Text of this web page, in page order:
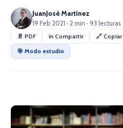
JuanJosé Martínez
19 Feb 2021 · 2 min · 93 lecturas
📄 PDF in Compartir 🔗 Copiar
🎯 Modo estudio